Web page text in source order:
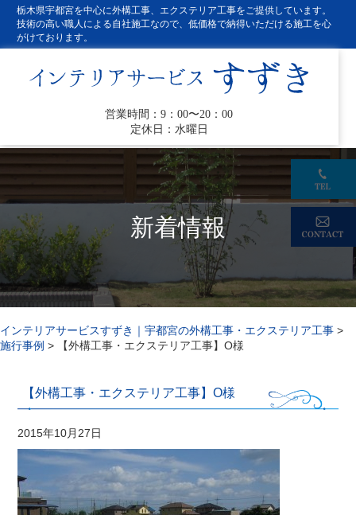
栃木県宇都宮を中心に外構工事、エクステリア工事をご提供しています。
技術の高い職人による自社施工なので、低価格で納得いただける施工を心
がけております。
営業時間：9：00〜20：00
定休日：水曜日
新着情報
インテリアサービスすずき｜宇都宮の外構工事・エクステリア工事 >
施行事例 > 【外構工事・エクステリア工事】O様
【外構工事・エクステリア工事】O様
2015年10月27日